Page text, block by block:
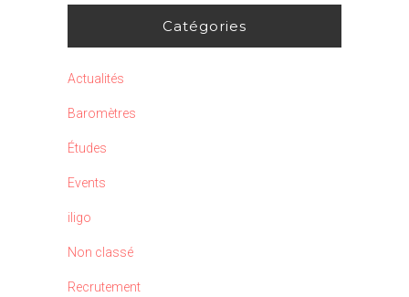
Catégories
Actualités
Baromètres
Études
Events
iligo
Non classé
Recrutement